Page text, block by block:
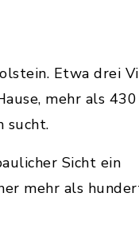
Etwa drei
mehr als 430
sucht.
Sicht ein
mehr als